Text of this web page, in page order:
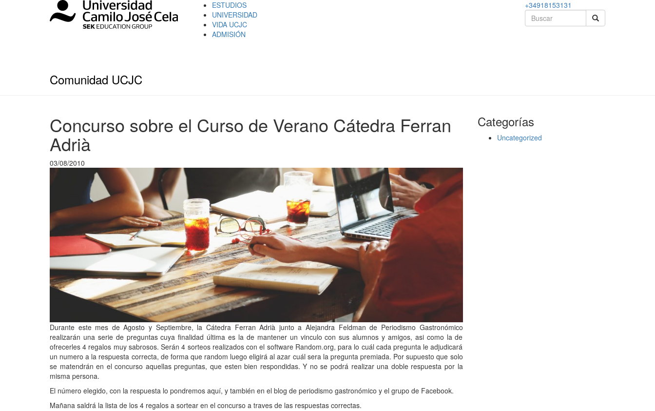
ESTUDIOS
UNIVERSIDAD
VIDA UCJC
ADMISIÓN
+34918153131
Comunidad UCJC
Concurso sobre el Curso de Verano Cátedra Ferran
Adrià
03/08/2010
Durante este mes de Agosto y Septiembre, la Cátedra Ferran Adrià junto a Alejandra Feldman de Periodismo Gastronómico
realizarán una serie de preguntas cuya finalidad última es la de mantener un vinculo con sus alumnos y amigos, asi como la de
ofrecerles 4 regalos muy sabrosos. Serán 4 sorteos realizados con el software Random.org, para lo cuál cada pregunta le adjudicará
un numero a la respuesta correcta, de forma que random luego eligirá al azar cuál sera la pregunta premiada. Por supuesto que solo
se matendrán en el concurso aquellas preguntas, que esten bien respondidas. Y no se podrá realizar una doble respuesta por la
misma persona.
El número elegido, con la respuesta lo pondremos aquí, y también en el blog de periodismo gastronómico y el grupo de Facebook.
Mañana saldrá la lista de los 4 regalos a sortear en el concurso a traves de las respuestas correctas.
Categorías
Uncategorized